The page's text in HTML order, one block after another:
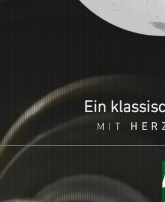
Ein
MIT